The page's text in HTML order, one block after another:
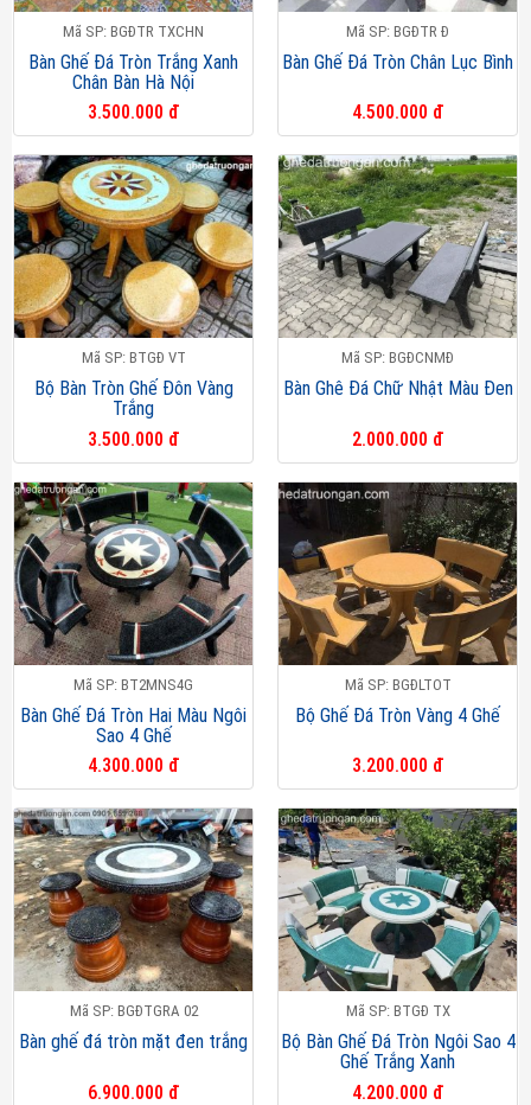
Mã SP: BGĐTR TXCHN
Bàn Ghế Đá Tròn Trắng Xanh
Chân Bàn Hà Nội
3.500.000 đ
Mã SP: BGĐTR Đ
Bàn Ghế Đá Tròn Chân Lục Bình
4.500.000 đ
Mã SP: BTGĐ VT
Bộ Bàn Tròn Ghế Đôn Vàng
Trắng
3.500.000 đ
Mã SP: BGĐCNMĐ
Bàn Ghê Đá Chữ Nhật Màu Đen
2.000.000 đ
Mã SP: BT2MNS4G
Bàn Ghế Đá Tròn Hai Màu Ngôi
Sao 4 Ghế
4.300.000 đ
Mã SP: BGĐLTOT
Bộ Ghế Đá Tròn Vàng 4 Ghế
3.200.000 đ
Mã SP: BGĐTGRA 02
Bàn ghế đá tròn mặt đen trắng
6.900.000 đ
Mã SP: BTGĐ TX
Bộ Bàn Ghế Đá Tròn Ngôi Sao 4
Ghế Trắng Xanh
4.200.000 đ